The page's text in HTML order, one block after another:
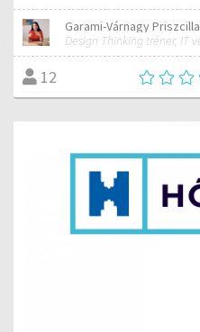
Garami-Várnagy Priszcilla
12